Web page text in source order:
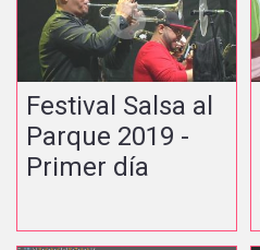
Festival Salsa al
Parque 2019 -
Primer día